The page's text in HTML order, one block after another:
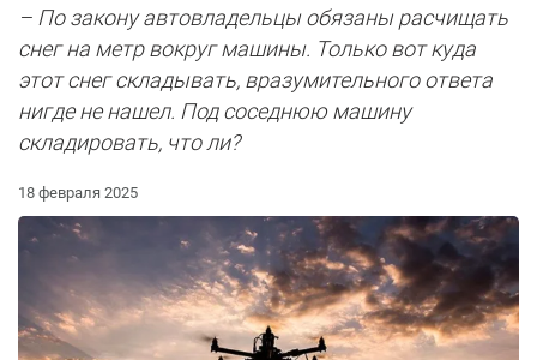
– По закону автовладельцы обязаны расчищать
снег на метр вокруг машины. Только вот куда
этот снег складывать, вразумительного ответа
нигде не нашел. Под соседнюю машину
складировать, что ли?
18 февраля 2025